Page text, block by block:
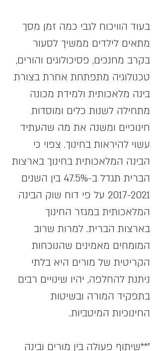
בעוד הוויכוח לגבי כמה זמן מסך
מתאים לילדים ממשיך לסעור
בקרב מחנכים, פסיכולוגים והורים,
טכנולוגיה מתפתחת אחרת בצורת
בינה מלאכותית ולמידת מכונה
מתחילה לשנות כלים ומוסדות
חינוכיים ומשנה את מה שהעתיד
עשוי להיראות בחינוך. צפוי כי
הבינה המלאכותית בחינוך בארצות
הברית תגדל ב-47.5% בין השנים
2017-2021 על פי דוח שוק הבינה
המלאכותית במגזר החינוך
בארצות הברית. למרות שרוב
המומחים מאמינים שהנוכחות
הקריטית של מורים היא בלתי
ניתנת להחלפה, יהיו שינויים רבים
בתפקיד המורה ובשיטות
החינוכיות המיטביות.
"**שיתוף פעולה בין מורים ובינה